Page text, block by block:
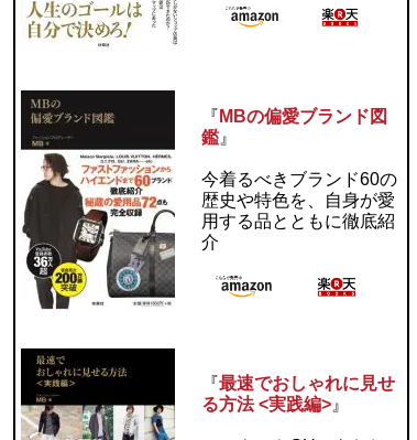
『 MBの偏愛ブランド図
鑑 』
今着るべきブランド60の
歴史や特色を、自身が愛
用する品とともに徹底紹
介
『最速でおしゃれに見せ
る方法 <実践編> 』